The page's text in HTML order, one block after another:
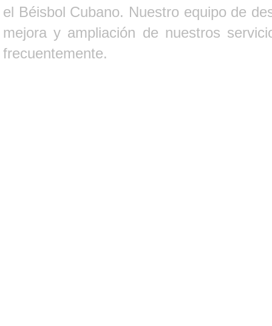
el Béisbol Cubano. Nuestro equipo de
mejora y ampliación de nuestros
frecuentemente.